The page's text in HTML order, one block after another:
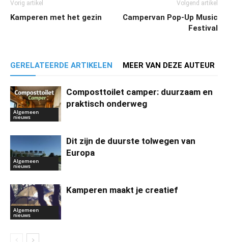
Vorig artikel
Kamperen met het gezin
Volgend artikel
Campervan Pop-Up Music
Festival
GERELATEERDE ARTIKELEN MEER VAN DEZE AUTEUR
Algemeen
nieuws
Composttoilet camper: duurzaam en
praktisch onderweg
Algemeen
nieuws
Dit zijn de duurste tolwegen van
Europa
Algemeen
nieuws
Kamperen maakt je creatief